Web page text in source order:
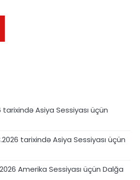
tarixində Asiya Sessiyası üçün
tarixində Asiya Sessiyası üçün
Amerika Sessiyası üçün Dalğa